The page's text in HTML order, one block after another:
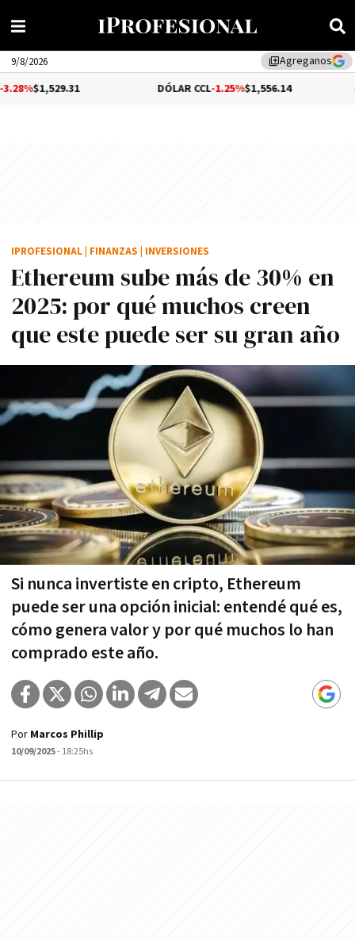
library_addAgreganos
9/8/2026
-1.25%$1,556.14
Ethereum sube más de 30% en
2025: por qué muchos creen
que este puede ser su gran año
Si nunca invertiste en cripto, Ethereum
puede ser una opción inicial: entendé qué es,
cómo genera valor y por qué muchos lo han
comprado este año.
IPROFESIONAL FINANZAS INVERSIONES
Por Marcos Phillip
10/09/2025- 18:25hs